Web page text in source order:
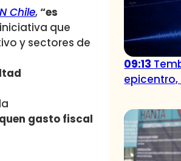
Chile,“es
que
y sectores de
gasto fiscal
09:13